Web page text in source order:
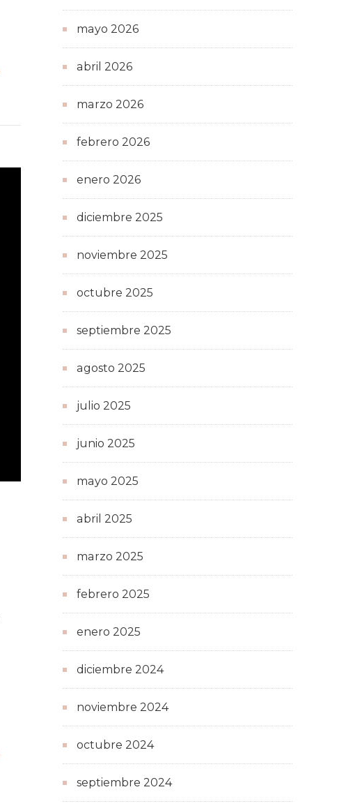
mayo 2026
abril 2026
marzo 2026
febrero 2026
enero 2026
diciembre 2025
noviembre 2025
octubre 2025
septiembre 2025
agosto 2025
julio 2025
junio 2025
mayo 2025
abril 2025
marzo 2025
febrero 2025
enero 2025
diciembre 2024
noviembre 2024
octubre 2024
septiembre 2024